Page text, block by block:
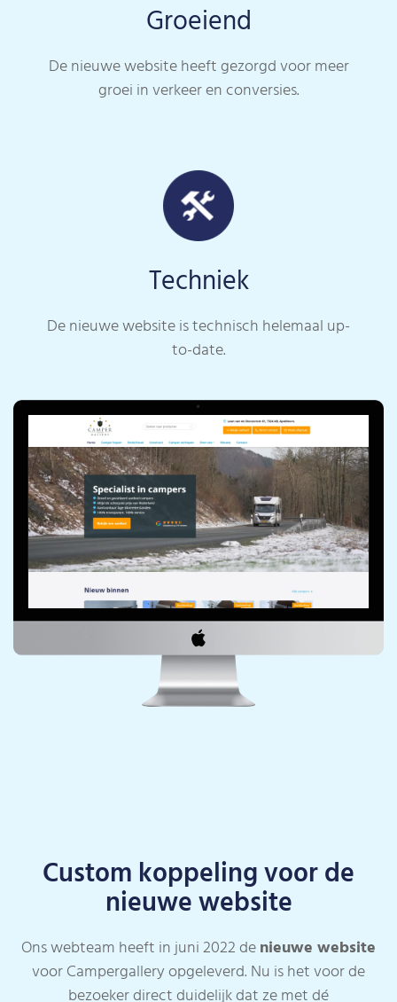
Groeiend
De nieuwe website heeft gezorgd voor meer
groei in verkeer en conversies.
Techniek
De nieuwe website is technisch helemaal up-
to-date.
Custom koppeling voor de
nieuwe website
Ons webteam heeft in juni 2022 denieuwe website
voor Campergallery opgeleverd. Nu is het voor de
bezoeker direct duidelijk dat ze met dé